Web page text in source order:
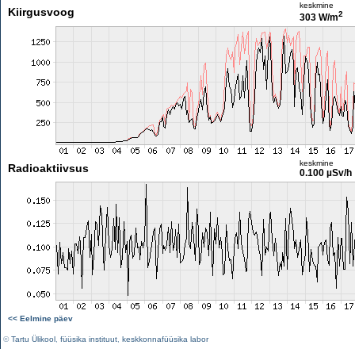
Kiirgusvoog
keskmine
303 W/m2
Radioaktiivsus keskmine
0.100 µSv/h
<< Eelmine päev
©Tartu Ülikool füüsika instituut keskkonnafüüsika labor